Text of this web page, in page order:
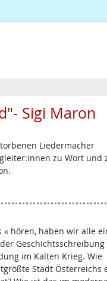
Sigi Maron
Liedermacher
zu Wort und
« hören, haben wir alle
im Kalten Krieg. Wie
Stadt Österreichs